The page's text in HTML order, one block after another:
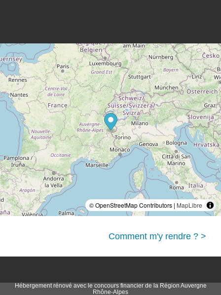
© OpenStreetMap Contributors | MapLibre
Comment m'y rendre ? >
Hébergement rénové avec le concours financier de la Région Auvergne
Rhône-Alpes